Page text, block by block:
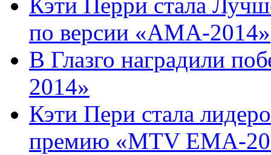
по версии «АМА-2014»
В Глазго наградили
2014»
Кэти Пери стала
премию «MTV EMA-